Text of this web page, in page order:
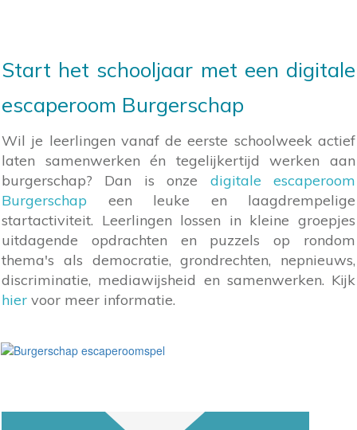
Start het schooljaar met een digitale
escaperoom Burgerschap
Wil je leerlingen vanaf de eerste schoolweek actief
laten samenwerken én tegelijkertijd werken aan
burgerschap? Dan is onze digitale escaperoom
Burgerschap een leuke en laagdrempelige
startactiviteit. Leerlingen lossen in kleine groepjes
uitdagende opdrachten en puzzels op rondom
thema's als democratie, grondrechten, nepnieuws,
discriminatie, mediawijsheid en samenwerken. Kijk
hier voor meer informatie.